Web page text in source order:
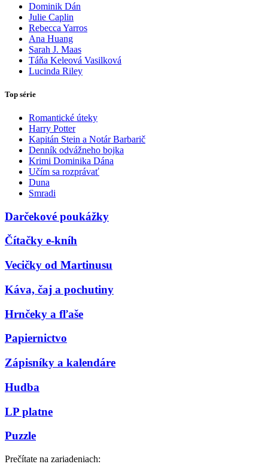
Dominik Dán
Julie Caplin
Rebecca Yarros
Ana Huang
Sarah J. Maas
Táňa Keleová Vasilková
Lucinda Riley
Top série
Romantické úteky
Harry Potter
Kapitán Stein a Notár Barbarič
Denník odvážneho bojka
Krimi Dominika Dána
Učím sa rozprávať
Duna
Smradi
Darčekové poukážky
Čítačky e-kníh
Vecičky od Martinusu
Káva, čaj a pochutiny
Hrnčeky a fľaše
Papiernictvo
Zápisníky a kalendáre
Hudba
LP platne
Puzzle
Prečítate na zariadeniach: